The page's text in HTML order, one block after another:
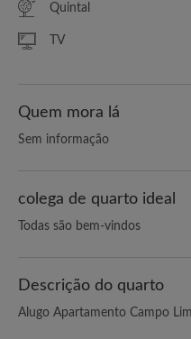
Quintal
TV
Quem mora lá
Sem informação
colega de quarto ideal
Todas são bem-vindos
Descrição do quarto
Alugo Apartamento Campo